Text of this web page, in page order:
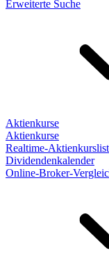
Erweiterte Suche
Aktienkurse
Aktienkurse
Realtime-
Dividendenkalender
Online-Broker-